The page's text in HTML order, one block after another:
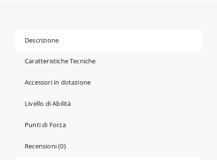
Descrizione
Caratteristiche Tecniche
Accessori in dotazione
Livello di Abilità
Punti di Forza
Recensioni (0)